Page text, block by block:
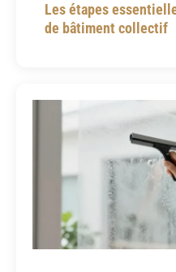
Les étapes
de bâtiment collectif